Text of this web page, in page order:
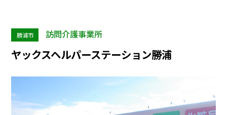
勝浦市 訪問介護事業所
ヤックスヘルパーステーション勝浦